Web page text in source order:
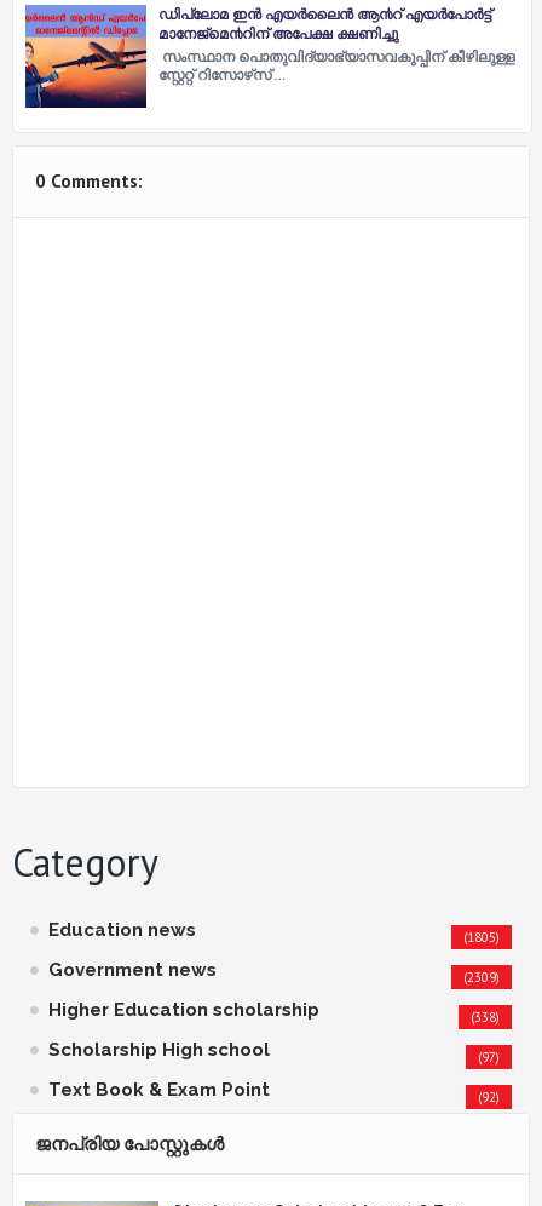
ഡിപ്ലോമ ഇൻ എയര്‍ലൈൻ ആ൯റ് എയര്‍പോര്‍ട്ട്
മാനേജ്‌മെ൯റിന് അപേക്ഷ ക്ഷണിച്ചു
സംസ്ഥാന പൊതുവിദ്യാഭ്യാസവകുപ്പിന് കീഴിലുള്ള
സ്റ്റേറ്റ് റിസോഴ്‌സ് …
0 Comments:
Category
Education news (1805)
Government news (2309)
Higher Education scholarship (338)
Scholarship High school (97)
Text Book & Exam Point (92)
ജനപ്രിയ പോസ്റ്റുകള്‍‌